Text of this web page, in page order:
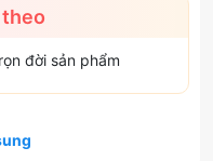
theo
đời sản phẩm